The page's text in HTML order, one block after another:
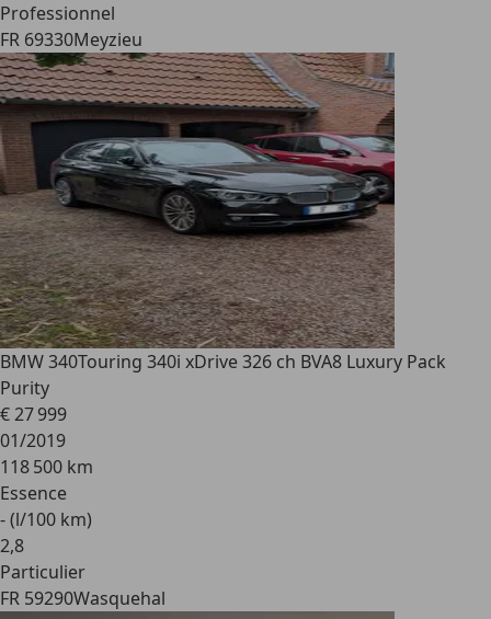
Professionnel
FR 69330Meyzieu
BMW 340Touring 340i xDrive 326 ch BVA8 Luxury Pack
Purity
€ 27 999
01/2019
118 500 km
Essence
- (l/100 km)
2,8
Particulier
FR 59290Wasquehal